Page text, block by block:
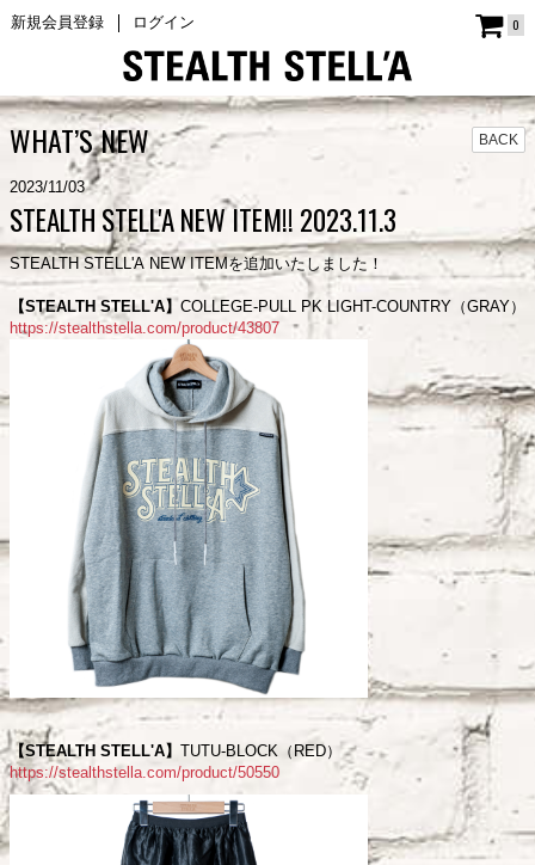
新規会員登録 ログイン 0
WHAT’S NEW BACK
2023/11/03
STEALTH STELL'A NEW ITEM!! 2023.11.3
STEALTH STELL'A NEW ITEMを追加いたしました！
【STEALTH STELL'A】COLLEGE-PULL PK LIGHT-COUNTRY（GRAY）
https://stealthstella.com/product/43807
【STEALTH STELL'A】 TUTU-BLOCK（RED）
https://stealthstella.com/product/50550